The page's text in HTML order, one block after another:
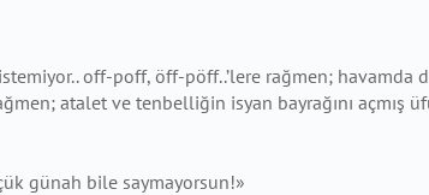
off-poff, öff-pöff..’lere rağmen; havamda
atalet ve tenbelliğin isyan bayrağını açmış
günah bile saymayorsun!»